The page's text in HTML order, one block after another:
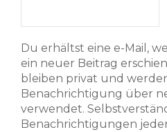
Du erhältst eine e-Mail,
ein neuer Beitrag
bleiben privat und
Benachrichtigung über
verwendet.
Benachrichtigungen